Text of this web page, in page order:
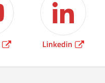
Linkedin